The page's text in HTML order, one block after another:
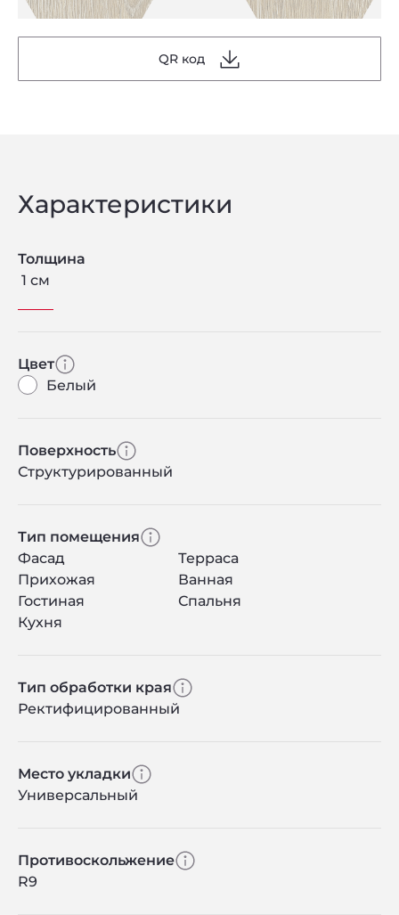
QR код
Характеристики
Толщина
1 см
Цвет
Белый
Поверхность
Структурированный
Тип помещения
Фасад
Терраса
Прихожая
Ванная
Гостиная
Спальня
Кухня
Тип обработки края
Ректифицированный
Место укладки
Универсальный
Противоскольжение
R9